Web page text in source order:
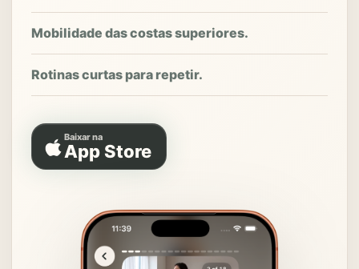
Mobilidade das costas superiores.
Rotinas curtas para repetir.
Baixar na
App Store